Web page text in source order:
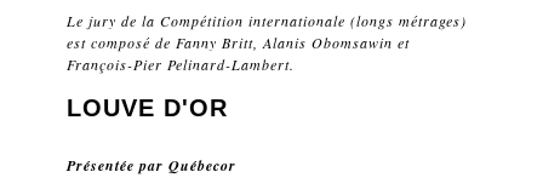
Le jury de la Compétition internationale (longs métrages)
est composé de Fanny Britt, Alanis Obomsawin et
François-Pier Pelinard-Lambert.
LOUVE D'OR
Présentée parQuébecor